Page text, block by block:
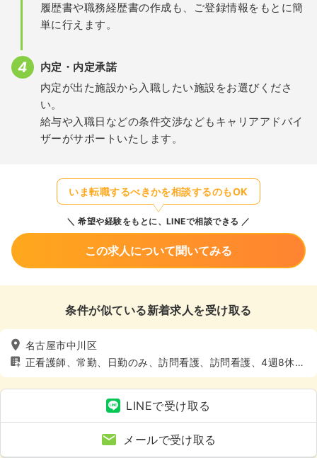
履歴書や職務経歴書の作成も、ご登録情報をもとに簡
単に行えます。
内定・内定承諾
内定が出た施設から入職したい施設をお選びくださ
い。
給与や入職日などの条件交渉などもキャリアアドバイ
ザーがサポートいたします。
いま転職するべきかを相談するのもOK
希望や経験をもとに、LINEで相談できる
この求人について聞いてみる
条件が似ている新着求人を受け取る
名古屋市中川区
正看護師、常勤、日勤のみ、訪問看護、訪問看護、4週8休以
上
LINEで受け取る
メールで受け取る